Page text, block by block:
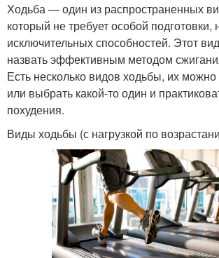
Ходьба — один из распространенных
который не требует особой подготовки,
исключительных способностей. Этот
назвать эффективным методом
Есть несколько видов ходьбы, их
или выбрать какой-то один и
похудения.
Виды ходьбы (с нагрузкой по